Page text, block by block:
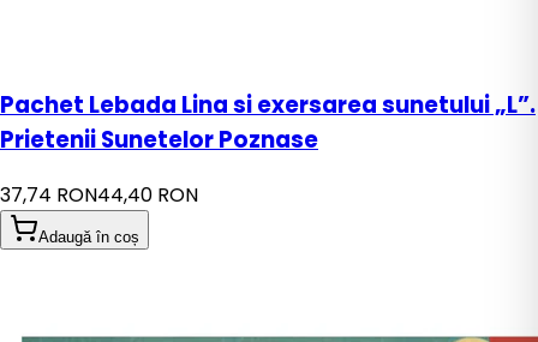
Pachet Lebada Lina si exersarea sunetului „L”.
Prietenii Sunetelor Poznase
37,74 RON44,40 RON
Adaugă în coș